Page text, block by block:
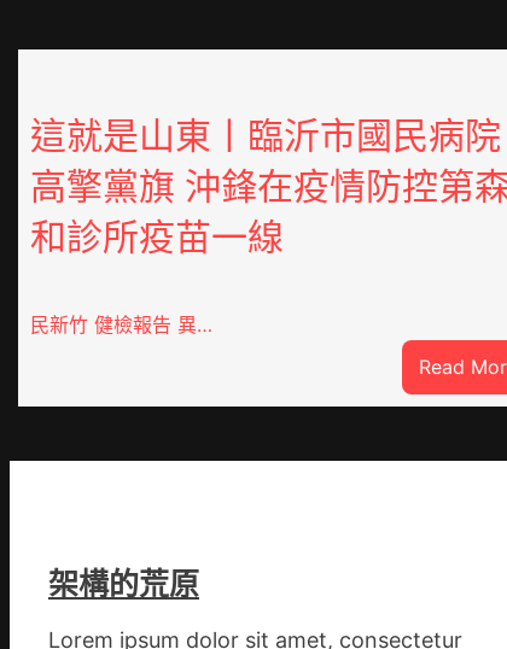
這就是山東丨臨沂市國民病院
高擎黨旗 沖鋒在疫情防控第
和診所疫苗一線
民新竹 健檢報告 異…
Read
架構的荒原
Lorem ipsum dolor sit amet, consectetur